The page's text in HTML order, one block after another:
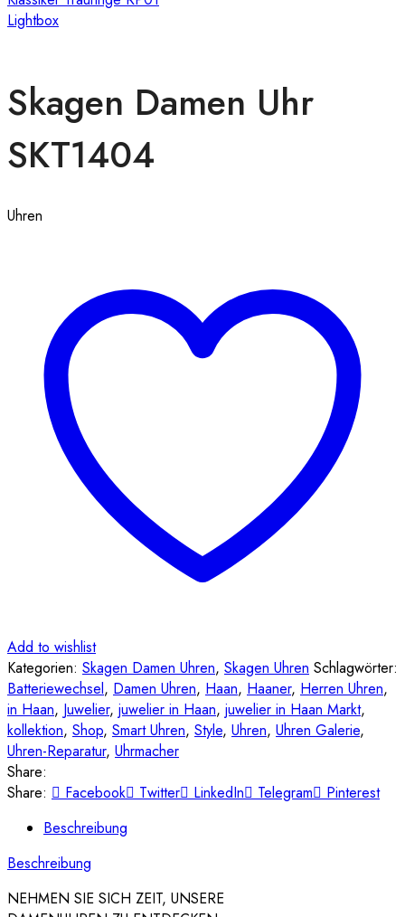
Lightbox
Skagen Damen Uhr
SKT1404
Uhren
Add to wishlist
Kategorien: Skagen Damen Uhren, Skagen Uhren Schlagwörter:
Batteriewechsel, Damen Uhren, Haan, Haaner, Herren Uhren,
in Haan, Juwelier, juwelier in Haan, juwelier in Haan Markt,
kollektion, Shop, Smart Uhren, Style, Uhren, Uhren Galerie,
Uhren-Reparatur, Uhrmacher
Share:
Share:
Facebook Twitter LinkedIn Telegram
Pinterest
Beschreibung
Beschreibung
NEHMEN SIE SICH ZEIT, UNSERE